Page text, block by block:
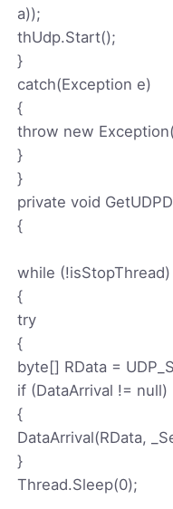
a));
thUdp.Start();
}
catch(Exception e)
{
throw new
}
}
private void
{
while (!isStopThread)
{
try
{
byte[] RData =
if (DataArrival != null)
{
DataArrival(RData,
}
Thread.Sleep(0);